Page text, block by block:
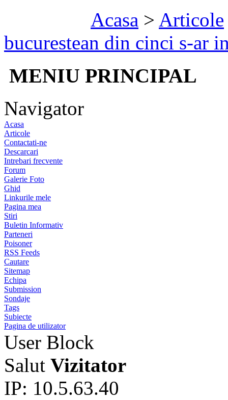
Acasa > Articole
bucurestean din cinci s-ar
MENIU PRINCIPAL
Navigator
Acasa
Articole
Contactati-ne
Descarcari
Intrebari frecvente
Forum
Galerie Foto
Ghid
Linkurile mele
Pagina mea
Stiri
Buletin Informativ
Parteneri
Poisoner
RSS Feeds
Cautare
Sitemap
Echipa
Submission
Sondaje
Tags
Subiecte
Pagina de utilizator
User Block
Salut Vizitator
IP: 10.5.63.40